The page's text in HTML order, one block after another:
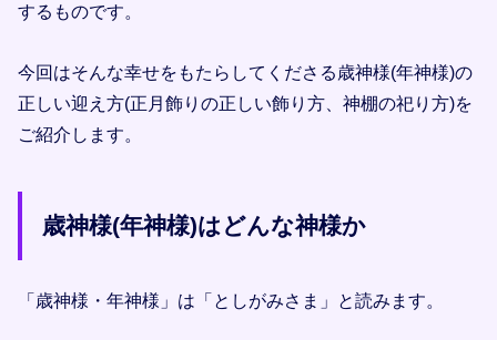
するものです。
今回はそんな幸せをもたらしてくださる歳神様(年神様)の
正しい迎え方(正月飾りの正しい飾り方、神棚の祀り方)を
ご紹介します。
歳神様(年神様)はどんな神様か
「歳神様・年神様」は「としがみさま」と読みます。